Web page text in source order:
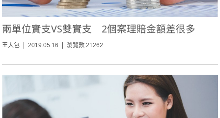
兩單位實支VS雙實支 2個案理賠金額差很多
王大包 2019.05.16 瀏覽數:21262